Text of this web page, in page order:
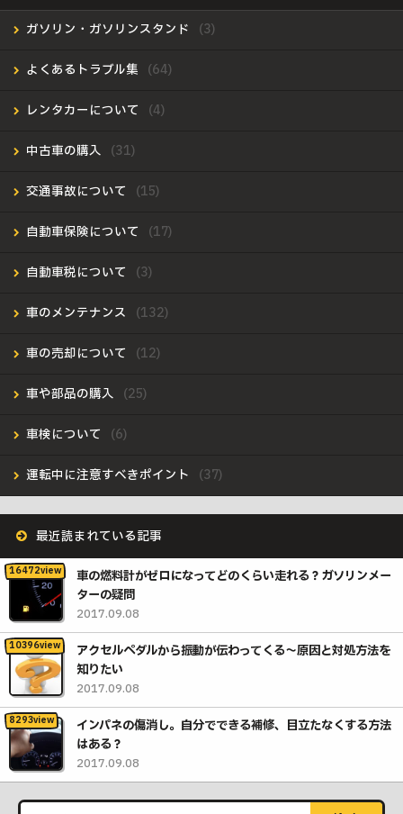
ガソリン・ガソリンスタンド
よくあるトラブル集
レンタカーについて
中古車の購入
交通事故について
自動車保険について
自動車税について
車のメンテナンス
車の売却について
車や部品の購入
車検について
運転中に注意すべきポイント
最近読まれている記事
車の燃料計がゼロになってどのくらい走れる？ガソリンメー
ターの疑問
2017.09.08
アクセルペダルから振動が伝わってくる〜原因と対処方法を
知りたい
2017.09.08
インパネの傷消し。自分でできる補修、目立たなくする方法
はある？
2017.09.08